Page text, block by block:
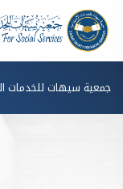
جمعية سيهات للخدمات